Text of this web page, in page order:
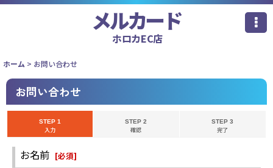
メルカード
ホロカEC店
ホーム > お問い合わせ
お問い合わせ
STEP 1
入力
STEP 2
確認
STEP 3
完了
お名前 [必須]